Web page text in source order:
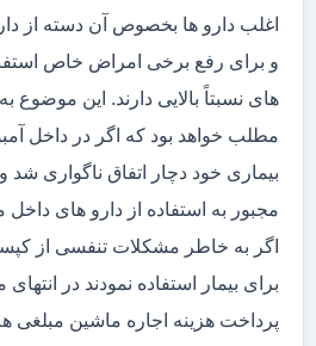
اغلب دارو ها بخصوص آن دسته از
و برای رفع برخی امراض خاص
های نسبتاً بالایی دارند. این موضوع
مطلب خواهد بود که اگر در داخل
بیماری خود دچار اتفاق ناگواری
مجبور به استفاده از دارو های داخل
اگر به خاطر مشکلات تنفسی از
برای بیمار استفاده نمودند در
پرداخت هزینه اجاره ماشین مبلغی